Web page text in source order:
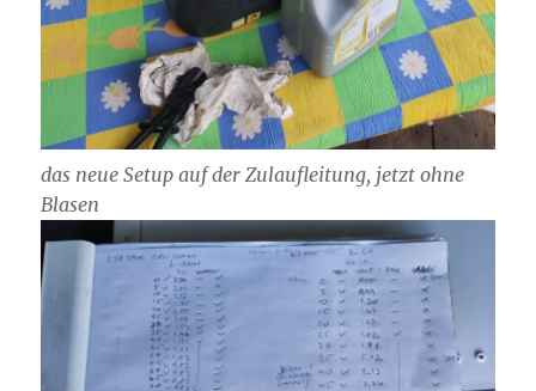
das neue Setup auf der Zulaufleitung, jetzt ohne
Blasen